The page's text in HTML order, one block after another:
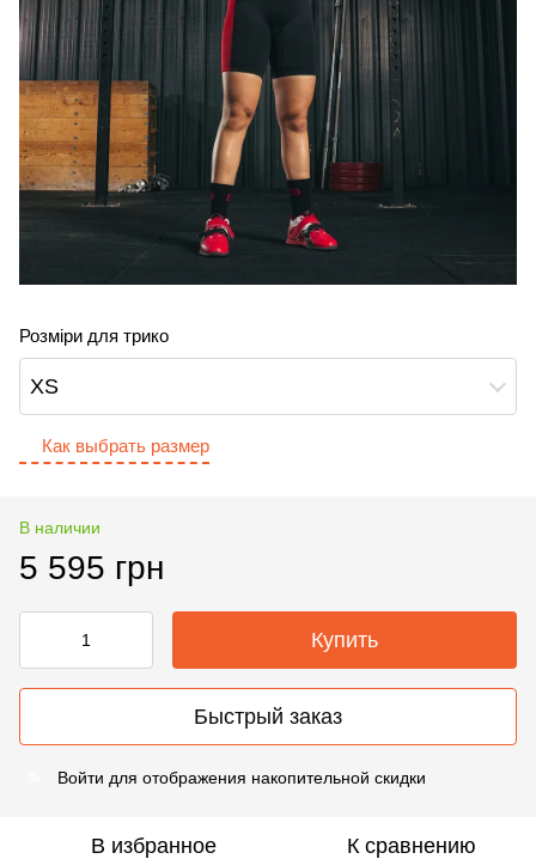
Розміри для трико
XS
Как выбрать размер
В наличии
5 595 грн
Купить
Быстрый заказ
Войти для отображения накопительной скидки
В избранное К сравнению